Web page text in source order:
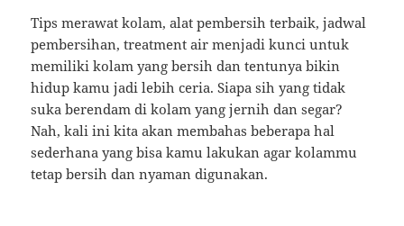
Tips merawat kolam, alat pembersih terbaik, jadwal
pembersihan, treatment air menjadi kunci untuk
memiliki kolam yang bersih dan tentunya bikin
hidup kamu jadi lebih ceria. Siapa sih yang tidak
suka berendam di kolam yang jernih dan segar?
Nah, kali ini kita akan membahas beberapa hal
sederhana yang bisa kamu lakukan agar kolammu
tetap bersih dan nyaman digunakan.